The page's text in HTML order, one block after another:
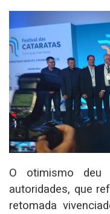
O otimismo
autoridades, que
retomada